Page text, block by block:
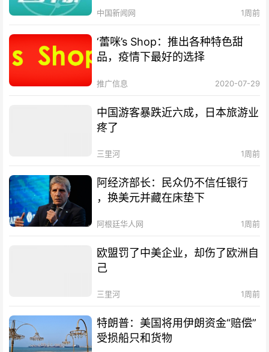
中国新闻网 1周前
‘蕾咪’s Shop：推出各种特色甜
品，疫情下最好的选择
推广信息 2020-07-29
中国游客暴跌近六成，日本旅游业
疼了
三里河 1周前
阿经济部长：民众仍不信任银行
，换美元并藏在床垫下
阿根廷华人网 1周前
欧盟罚了中美企业，却伤了欧洲自
己
三里河 1周前
特朗普：美国将用伊朗资金“赔偿”
受损船只和货物